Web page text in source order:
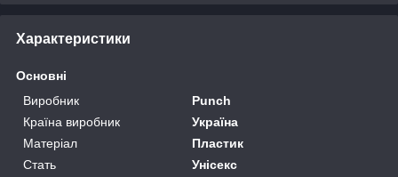
Характеристики
Основні
Виробник
Punch
Країна виробник
Україна
Матеріал
Пластик
Стать
Унісекс